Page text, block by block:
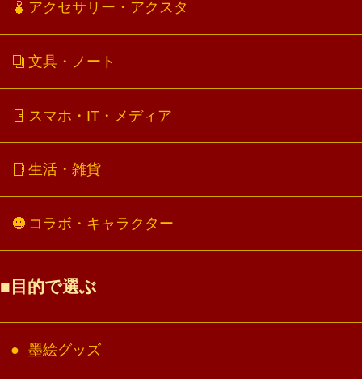
アクセサリー・アクスタ
文具・ノート
スマホ・IT・メディア
生活・雑貨
コラボ・キャラクター
目的で選ぶ
墨絵グッズ